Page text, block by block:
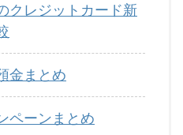
クレジットカード新
金まとめ
ペーンまとめ